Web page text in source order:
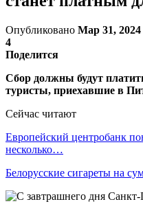
Опубликовано Мар 31, 2024
4
Поделится
Сбор должны будут
туристы, приехавшие в
Сейчас читают
Европейский центробанк
несколько…
Белорусские сигареты на